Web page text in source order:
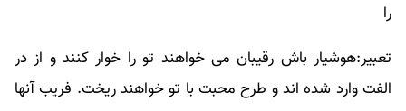
را
تعبیر:هوشیار باش رقیبان می خواهند تو را خوار کنند و از در
الفت وارد شده اند و طرح محبت با تو خواهند ریخت. فریب آنها